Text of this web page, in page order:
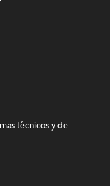
técnicos y de